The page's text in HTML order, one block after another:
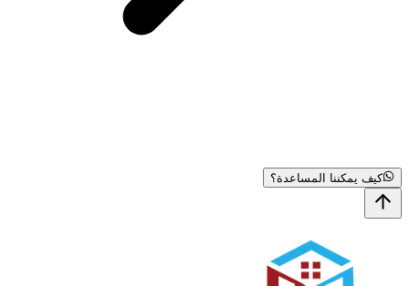
كيف يمكننا المساعدة؟